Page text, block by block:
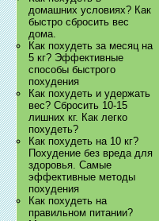
домашних условиях? Как
быстро сбросить вес
дома.
Как похудеть за месяц на
5 кг? Эффективные
способы быстрого
похудения
Как похудеть и удержать
вес? Сбросить 10-15
лишних кг. Как легко
похудеть?
Как похудеть на 10 кг?
Похудение без вреда для
здоровья. Самые
эффективные методы
похудения
Как похудеть на
правильном питании?